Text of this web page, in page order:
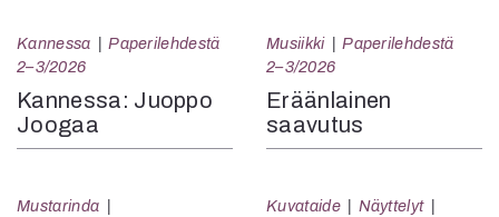
Kannessa
Paperilehdestä
2–3/2026
Kannessa: Juoppo
Joogaa
Musiikki
Paperilehdestä
2–3/2026
Eräänlainen
saavutus
Mustarinda
Kuvataide
Näyttelyt